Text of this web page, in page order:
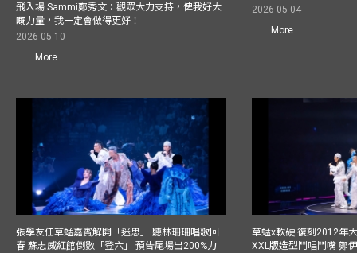
飛入場 Sammi鄭秀文：觀眾大力支持，俾我好大
嘅力量，我一定會做得更好！
2026-05-10
More
2026-05-04
More
張學友任草蜢嘉賓解開「迷思」 聽林珊珊唱歌回
春 蘇志威紅館倒數「登六」 預告尾場出200%力
草蜢x軟硬 復刻2012年
XXL版造型鬥唱鬥嘴 鄭